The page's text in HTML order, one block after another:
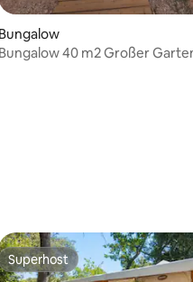
Bewertung: 4,86 von 5,
Bungalow
Bungalow 40 m2 Großer Garten, 3
Superhost
Superhost